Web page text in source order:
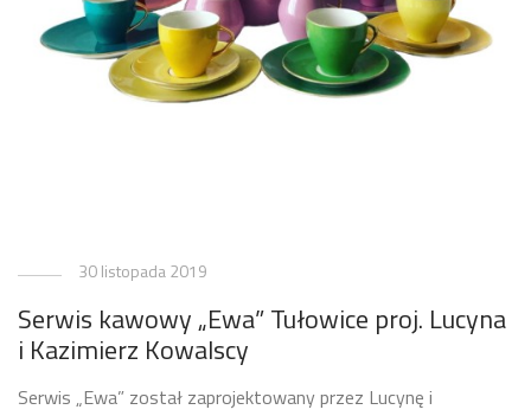
30 listopada 2019
Serwis kawowy „Ewa” Tułowice proj. Lucyna
i Kazimierz Kowalscy
Serwis „Ewa” został zaprojektowany przez Lucynę i